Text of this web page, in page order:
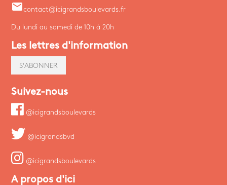
emailcontact@icigrandsboulevards.fr
Du lundi au samedi de 10h à 20h
Les lettres d'information
S'ABONNER
Suivez-nous
@icigrandsboulevards
@icigrandsbvd
@icigrandsboulevards
A propos d'ici